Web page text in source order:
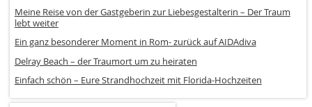
Meine Reise von der Gastgeberin zur Liebesgestalterin – Der Traum
lebt weiter
Ein ganz besonderer Moment in Rom- zurück auf AIDAdiva
Delray Beach – der Traumort um zu heiraten
Einfach schön – Eure Strandhochzeit mit Florida-Hochzeiten